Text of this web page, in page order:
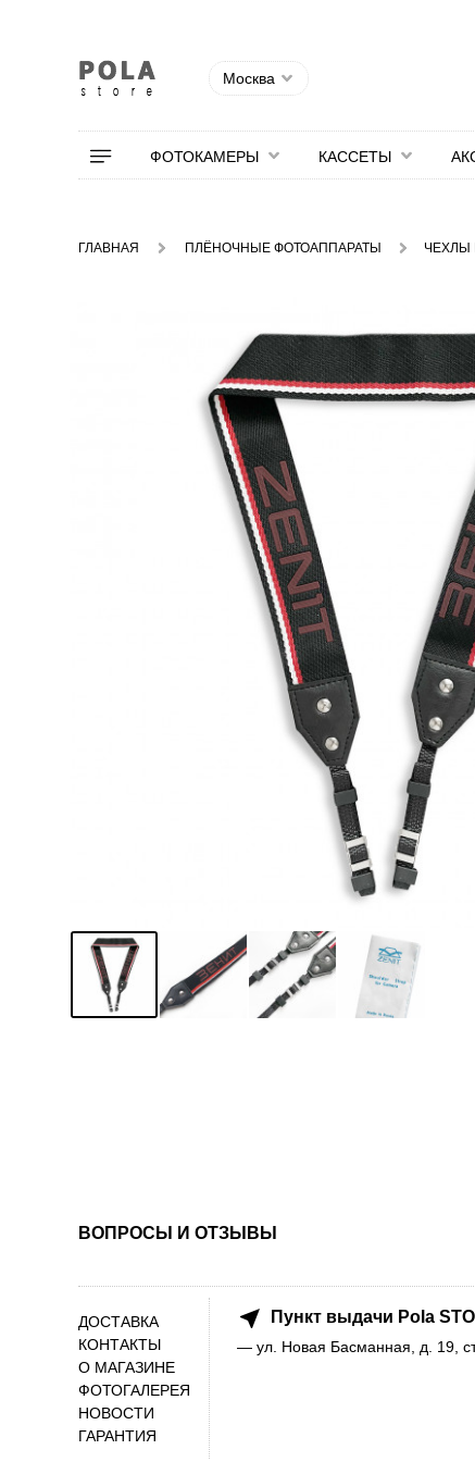
Москва
ФОТОКАМЕРЫ КАССЕТЫ
ГЛАВНАЯ ПЛЁНОЧНЫЕ ФОТОАППАРАТЫ ЧЕХЛЫ
ВОПРОСЫ И ОТЗЫВЫ
ДОСТАВКА
КОНТАКТЫ
О МАГАЗИНЕ
ФОТОГАЛЕРЕЯ
НОВОСТИ
ГАРАНТИЯ
Пункт выдачи Pola
— ул. Новая Басманная, д. 19,